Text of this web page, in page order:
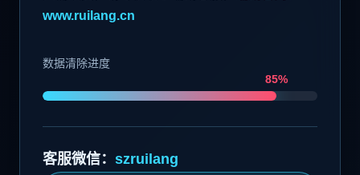
www.ruilang.cn
数据清除进度
85%
客服微信： szruilang